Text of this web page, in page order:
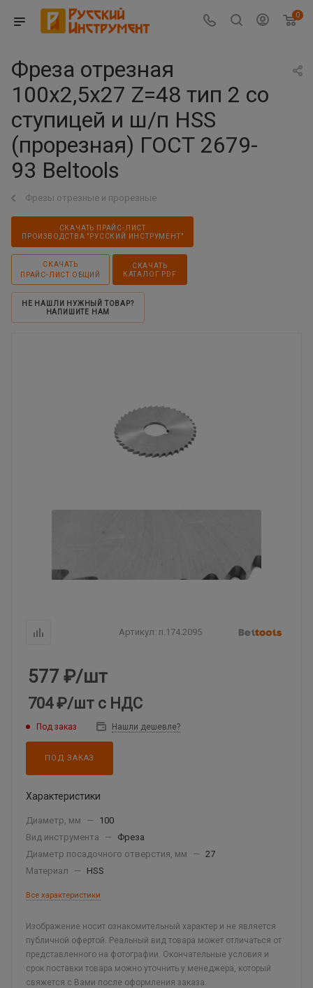
0
Фреза отрезная
100х2,5х27 Z=48 тип 2 со
ступицей и ш/п HSS
(прорезная) ГОСТ 2679-
93 Beltools
Фрезы отрезные и прорезные
СКАЧАТЬ ПРАЙС-ЛИСТ
ПРОИЗВОДСТВА "РУССКИЙ ИНСТРУМЕНТ"
СКАЧАТЬ
ПРАЙС-ЛИСТ ОБЩИЙ
СКАЧАТЬ
КАТАЛОГ PDF
НЕ НАШЛИ НУЖНЫЙ ТОВАР?
НАПИШИТЕ НАМ
Артикул: ri.174.2095
577 ₽/шт
704 ₽/шт с НДС
Под заказ Нашли дешевле?
ПОД ЗАКАЗ
Характеристики
Диаметр, мм —
100
Вид инструмента
—
Фреза
Диаметр посадочного отверстия, мм
— 27
Материал
— HSS
Все характеристики
Изображение носит ознакомительный характер и не является
публичной офертой. Реальный вид товара может отличаться от
представленного на фотографии. Окончательные условия и
срок поставки товара можно уточнить у менеджера, который
свяжется с Вами после оформления заказа.